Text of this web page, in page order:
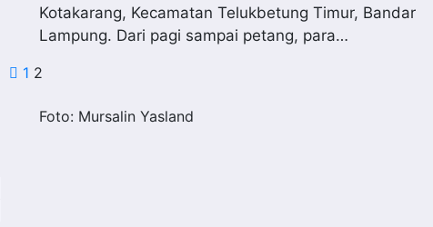
Kotakarang, Kecamatan Telukbetung Timur, Bandar
Lampung. Dari pagi sampai petang, para…
Paginasi
pos
1 2
Foto: Mursalin Yasland